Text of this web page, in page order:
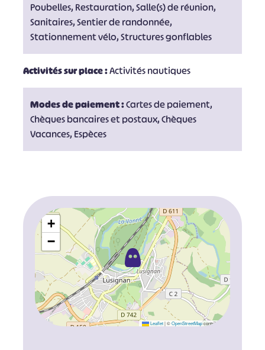
Poubelles, Restauration, Salle(s) de réunion,
Sanitaires, Sentier de randonnée,
Stationnement vélo, Structures gonflables
Activités sur place :Activités nautiques
Modes de paiement :Cartes de paiement,
Chèques bancaires et postaux, Chèques
Vacances, Espèces
+
−
Leaflet |©OpenStreetMapcontributors